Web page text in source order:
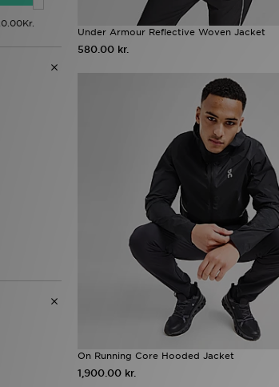
Under Armour Reflective Woven Jacket
580.00 kr.
On Running Core Hooded Jacket
1,900.00 kr.